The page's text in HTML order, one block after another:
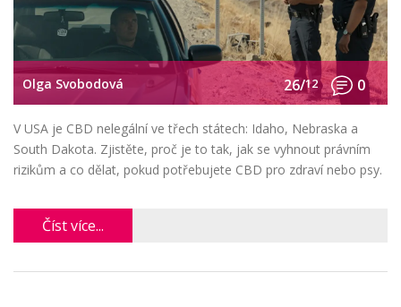
Olga Svobodová 26/12 0
V USA je CBD nelegální ve třech státech: Idaho, Nebraska a
South Dakota. Zjistěte, proč je to tak, jak se vyhnout právním
rizikům a co dělat, pokud potřebujete CBD pro zdraví nebo psy.
Číst více...